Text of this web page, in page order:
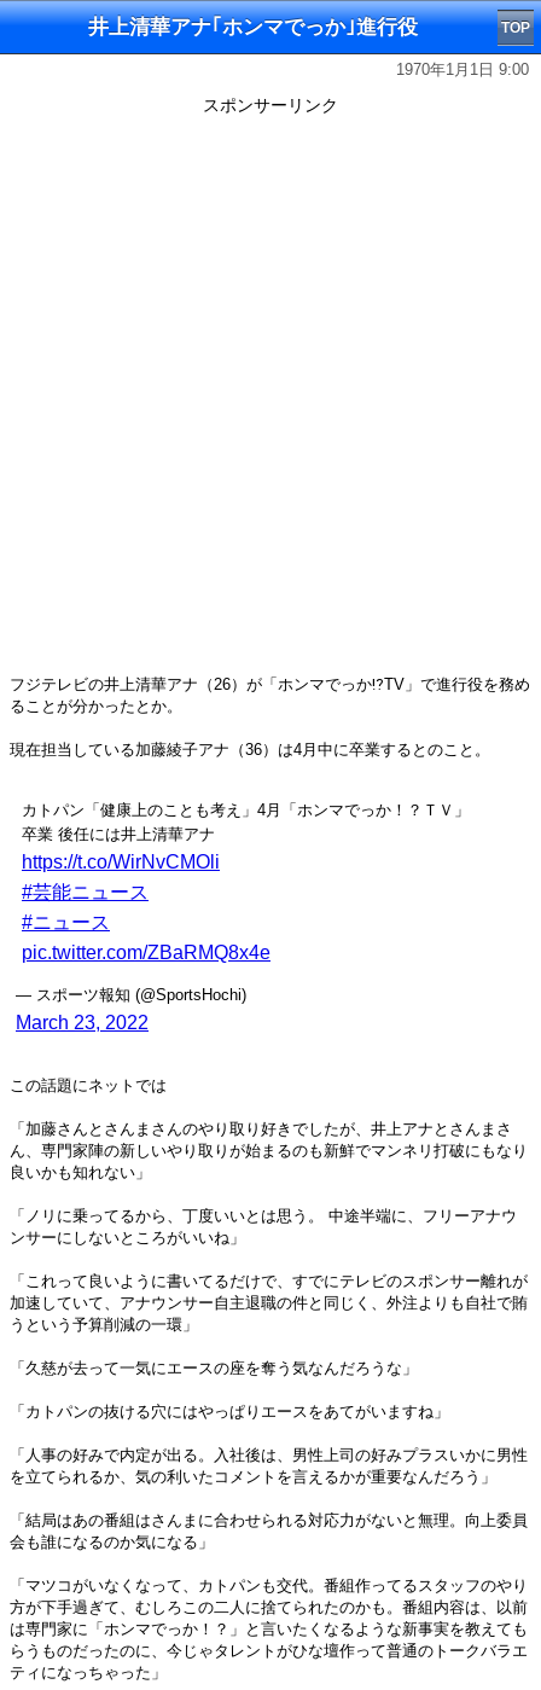
井上清華アナ｢ホンマでっか｣進行役 TOP
1970年1月1日 9:00
スポンサーリンク
フジテレビの井上清華アナ（26）が「ホンマでっか⁉TV」で進行役を務め
ることが分かったとか。
現在担当している加藤綾子アナ（36）は4月中に卒業するとのこと。
カトパン「健康上のことも考え」4月「ホンマでっか！？ＴＶ」
卒業 後任には井上清華アナ
https://t.co/WirNvCMOli
#芸能ニュース
#ニュース
pic.twitter.com/ZBaRMQ8x4e
— スポーツ報知 (@SportsHochi)
March 23, 2022
この話題にネットでは
「加藤さんとさんまさんのやり取り好きでしたが、井上アナとさんまさ
ん、専門家陣の新しいやり取りが始まるのも新鮮でマンネリ打破にもなり
良いかも知れない」
「ノリに乗ってるから、丁度いいとは思う。 中途半端に、フリーアナウ
ンサーにしないところがいいね」
「これって良いように書いてるだけで、すでにテレビのスポンサー離れが
加速していて、アナウンサー自主退職の件と同じく、外注よりも自社で賄
うという予算削減の一環」
「久慈が去って一気にエースの座を奪う気なんだろうな」
「カトパンの抜ける穴にはやっぱりエースをあてがいますね」
「人事の好みで内定が出る。入社後は、男性上司の好みプラスいかに男性
を立てられるか、気の利いたコメントを言えるかが重要なんだろう」
「結局はあの番組はさんまに合わせられる対応力がないと無理。向上委員
会も誰になるのか気になる」
「マツコがいなくなって、カトパンも交代。番組作ってるスタッフのやり
方が下手過ぎて、むしろこの二人に捨てられたのかも。番組内容は、以前
は専門家に「ホンマでっか！？」と言いたくなるような新事実を教えても
らうものだったのに、今じゃタレントがひな壇作って普通のトークバラエ
ティになっちゃった」